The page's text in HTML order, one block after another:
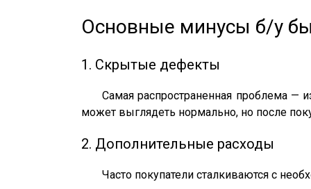
Основные минусы б/у
1. Скрытые дефекты
Самая распространенная проблема —
может выглядеть нормально, но после
2. Дополнительные расходы
Часто покупатели сталкиваются с